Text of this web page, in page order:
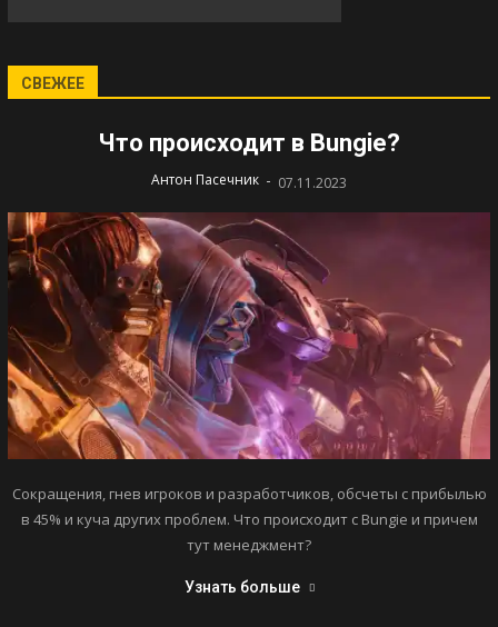
СВЕЖЕЕ
Что происходит в Bungie?
Антон Пасечник - 07.11.2023
Сокращения, гнев игроков и разработчиков, обсчеты с прибылью
в 45% и куча других проблем. Что происходит с Bungie и причем
тут менеджмент?
Узнать больше